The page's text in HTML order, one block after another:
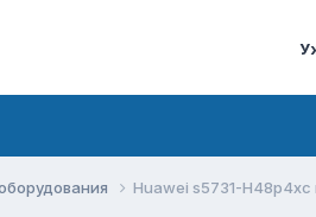
Huawei s5731-H48p4xc